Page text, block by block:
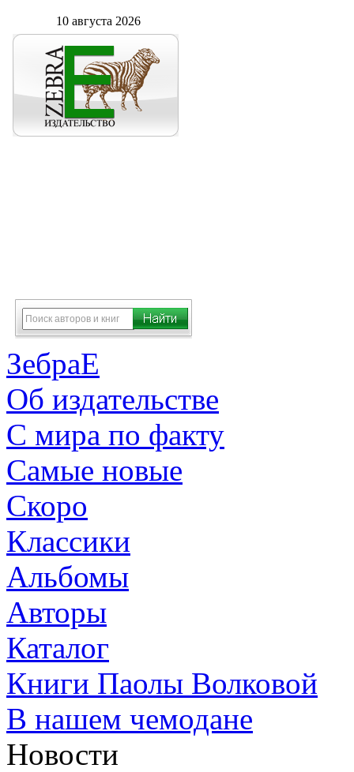
10 августа 2026
ЗебраЕ
Об издательстве
С мира по факту
Самые новые
Скоро
Классики
Альбомы
Авторы
Каталог
Книги Паолы Волковой
В нашем чемодане
Новости